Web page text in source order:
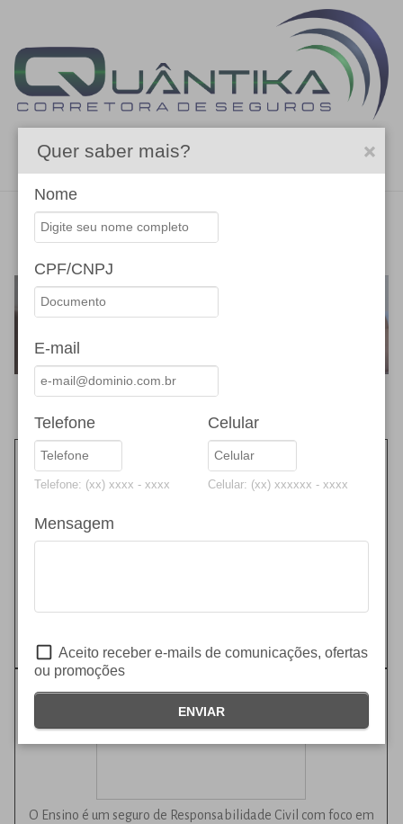
Menu
RESPONSABILIDADE CIVIL
O Ensino é um seguro de Responsabilidade Civil com foco em
Quer saber mais?
Nome
CPF/CNPJ
E-mail
Telefone
Telefone: (xx) xxxx - xxxx
Celular
Celular: (xx) xxxxxx - xxxx
Mensagem
Aceito receber e-mails de comunicações, ofertas
ou promoções
ENVIAR